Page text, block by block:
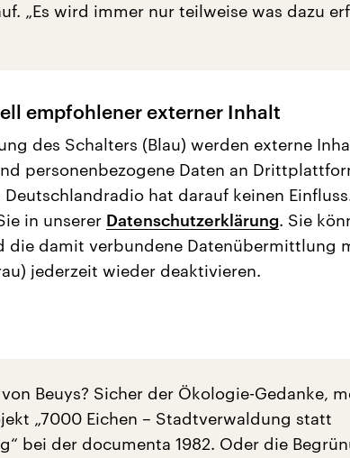
„Es wird immer nur teilweise was dazu
empfohlener externer Inhalt
des Schalters (Blau) werden externe
personenbezogene Daten an
hat darauf keinen
in unserer Datenschutzerklärung. Sie
die damit verbundene Datenübermittlung
jederzeit wieder deaktivieren.
Beuys? Sicher der Ökologie-Gedanke,
„7000 Eichen – Stadtverwaldung statt
bei der documenta 1982. Oder die